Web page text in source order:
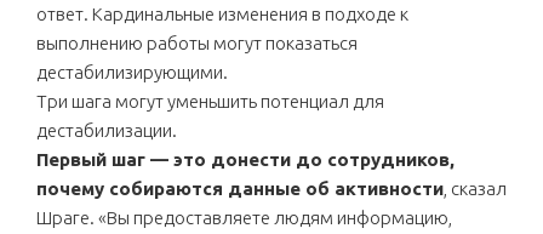
ответ. Кардинальные изменения в подходе к
выполнению работы могут показаться
дестабилизирующими.
Три шага могут уменьшить потенциал для
дестабилизации.
Первый шаг — это донести до сотрудников,
почему собираются данные об активности , сказал
Шраге. «Вы предоставляете людям информацию,